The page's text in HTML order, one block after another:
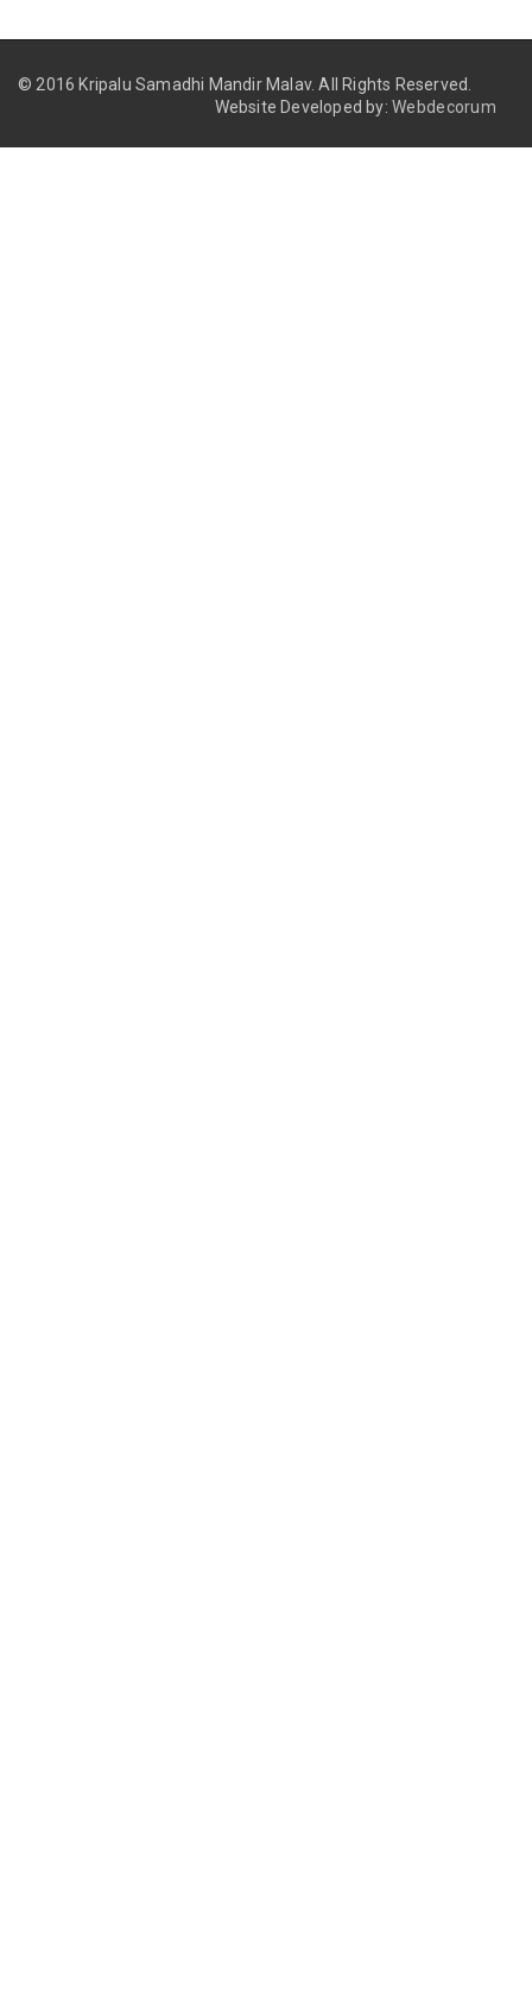
© 2016 Kripalu Samadhi Mandir Malav. All Rights Reserved.
Website Developed by: Webdecorum